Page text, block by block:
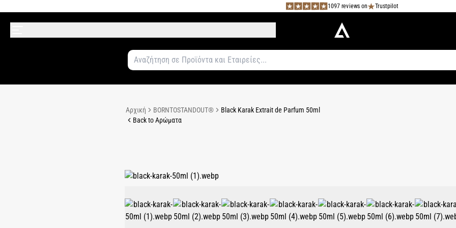
1097 reviews on Trustpilot
Αρχική BORNTOSTANDOUT®
Black Karak Extrait de Parfum 50ml
Back to Αρώματα